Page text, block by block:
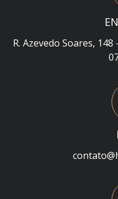
R. Azevedo Soares,